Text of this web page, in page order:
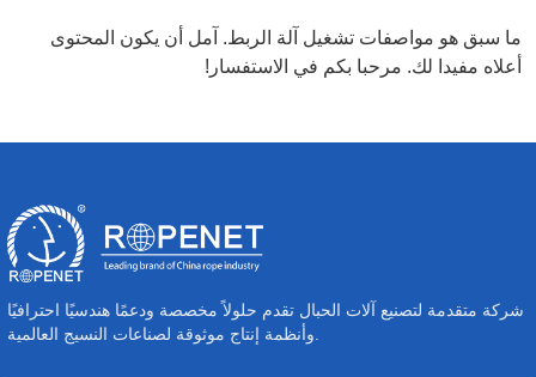
ما سبق هو مواصفات تشغيل آلة الربط. آمل أن يكون المحتوى
أعلاه مفيدا لك. مرحبا بكم في الاستفسار!
شركة متقدمة لتصنيع آلات الحبال تقدم حلولاً مخصصة ودعمًا هندسيًا احترافيًا